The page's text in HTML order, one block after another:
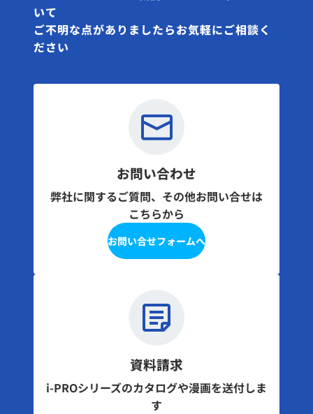
いて
ご不明な点がありましたらお気軽にご相談く
ださい
お問い合わせ
弊社に関するご質問、その他お問い合せは
こちらから
お問い合せフォームへ
資料請求
i-PROシリーズのカタログや漫画を送付しま
す